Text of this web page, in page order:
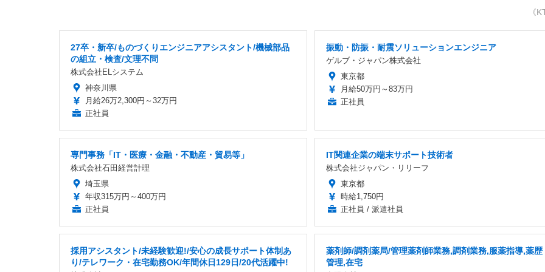
《
27卒・新卒/ものづくりエンジニアアシスタント/機械部品
の組立・検査/文理不問
株式会社ELシステム
神奈川県
月給26万2,300円～32万円
正社員
振動・防振・耐震ソリューションエンジニア
ゲルブ・ジャパン株式会社
東京都
月給50万円～83万円
正社員
専門事務「IT・医療・金融・不動産・貿易等」
株式会社石田経営計理
埼玉県
年収315万円～400万円
正社員
IT関連企業の端末サポート技術者
株式会社ジャパン・リリーフ
東京都
時給1,750円
正社員 / 派遣社員
採用アシスタント/未経験歓迎!/安心の成長サポート体制あ
り/テレワーク・在宅勤務OK/年間休日129日/20代活躍中!
薬剤師/調剤薬局/管理薬剤師業務,調剤業務,服薬指導,薬歴
管理,在宅